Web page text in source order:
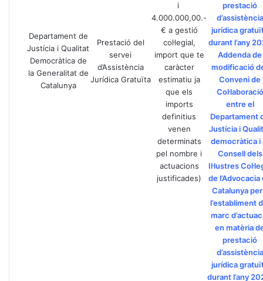
Departament de
Justícia i Qualitat
Democràtica de
la Generalitat de
Catalunya
Prestació del
servei
d’Assistència
Jurídica Gratuïta
i
4.000.000,00.-
€ a gestió
col·legial,
import que te
caràcter
estimatiu ja
que els
imports
definitius
venen
determinats
pel nombre i
actuacions
justificades)
prestació
d’assistència
jurídica
durant l’any
Addenda de
modificació
Conveni de
Col·laboració
entre el
Departament
Justícia i
democràtica i
Consell dels
Il·lustres
de l’Advocacia
Catalunya per
l’establiment
marc
en matèria
prestació
d’assistència
jurídica
durant l’any